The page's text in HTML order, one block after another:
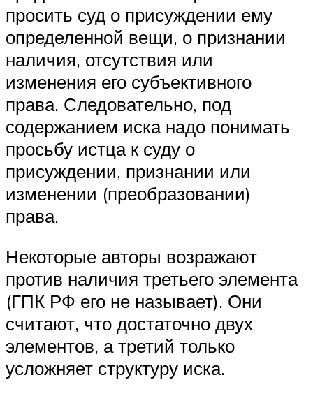
просить суд о присуждении ему
определенной вещи, о признании
наличия, отсутствия или
изменения его субъективного
права. Следовательно, под
содержанием иска надо понимать
просьбу истца к суду о
присуждении, признании или
изменении (преобразовании)
права.
Некоторые авторы возражают
против наличия третьего элемента
(ГПК РФ его не называет). Они
считают, что достаточно двух
элементов, а третий только
усложняет структуру иска.